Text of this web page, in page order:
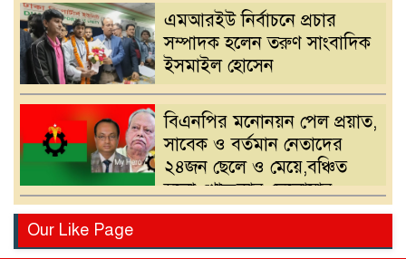
এমআরইউ নির্বাচনে প্রচার
সম্পাদক হলেন তরুণ সাংবাদিক
ইসমাইল হোসেন
বিএনপির মনোনয়ন পেল প্রয়াত,
সাবেক ও বর্তমান নেতাদের
২৪জন ছেলে ও মেয়ে,বঞ্চিত
হলো খোন্দকার দেলোয়ার
হোসেনের পুত্র
দাবিতে খোন্দকার আকবরের
Our Like Page